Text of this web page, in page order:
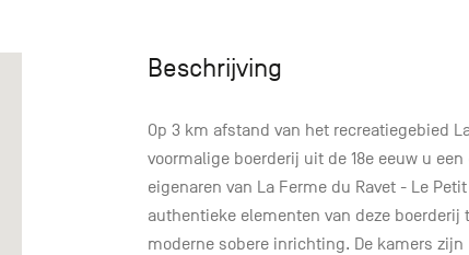
Beschrijving
Op 3 km afstand van het recreatiegebied
voormalige boerderij uit de 18e eeuw u
eigenaren van La Ferme du Ravet - Le
authentieke elementen van deze
moderne sobere inrichting. De kamers